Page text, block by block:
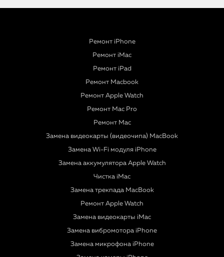
Ремонт iPhone
Ремонт iMac
Ремонт iPad
Ремонт Macbook
Ремонт Apple Watch
Ремонт Mac Pro
Ремонт Mac
Замена видеокарты (видеочипа) MacBook
Замена Wi-Fi модуля iPhone
Замена аккумулятора Apple Watch
Чистка iMac
Замена трекпада MacBook
Ремонт Apple Watch
Замена видеокарты iMac
Замена вибромотора iPhone
Замена микрофона iPhone